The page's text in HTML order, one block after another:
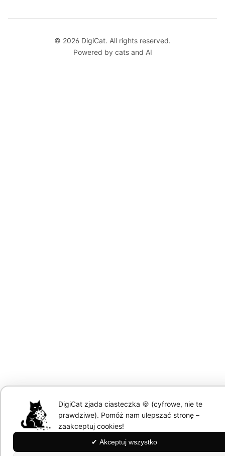
© 2026 DigiCat. All rights reserved.
Powered by cats and AI
DigiCat zjada ciasteczka 🍪 (cyfrowe, nie te
prawdziwe). Pomóż nam ulepszać stronę –
zaakceptuj cookies!
✔ Akceptuj wszystko